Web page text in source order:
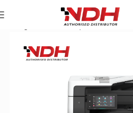
Danh Mục Sản Phẩm